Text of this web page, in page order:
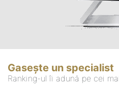
Gasește un specialist
Ranking-ul îi adună pe cei